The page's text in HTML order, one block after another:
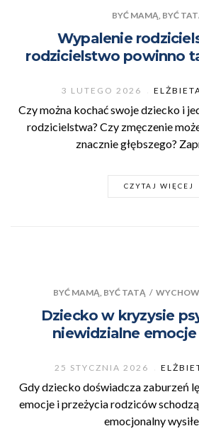
BYĆ MAMĄ, BYĆ
Wypalenie
rodzicielstwo powinno
3 LUTEGO 2026
Czy można kochać swoje dziecko i
rodzicielstwa? Czy zmęczenie
znacznie głębszego?
CZYTAJ WIĘCEJ
BYĆ MAMĄ, BYĆ TATĄ /
Dziecko w kryzysie
niewidzialne
25 STYCZNIA 2026
Gdy dziecko doświadcza zaburzeń
emocje i przeżycia rodziców
emocjonalny